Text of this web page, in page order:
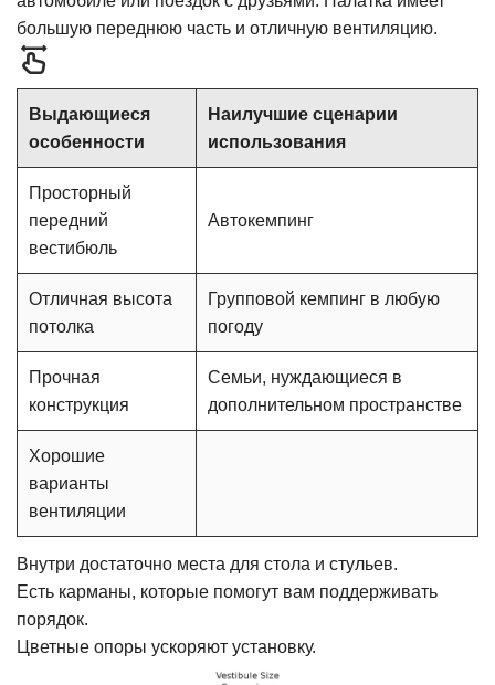
большую переднюю часть и отличную вентиляцию.
Выдающиеся
особенности
Наилучшие сценарии
использования
Просторный
передний
вестибюль
Автокемпинг
Отличная высота
потолка
Групповой кемпинг в любую
погоду
Прочная
конструкция
Семьи, нуждающиеся в
дополнительном пространстве
Хорошие
варианты
вентиляции
Внутри достаточно места для стола и стульев.
Есть карманы, которые помогут вам поддерживать
порядок.
Цветные опоры ускоряют установку.